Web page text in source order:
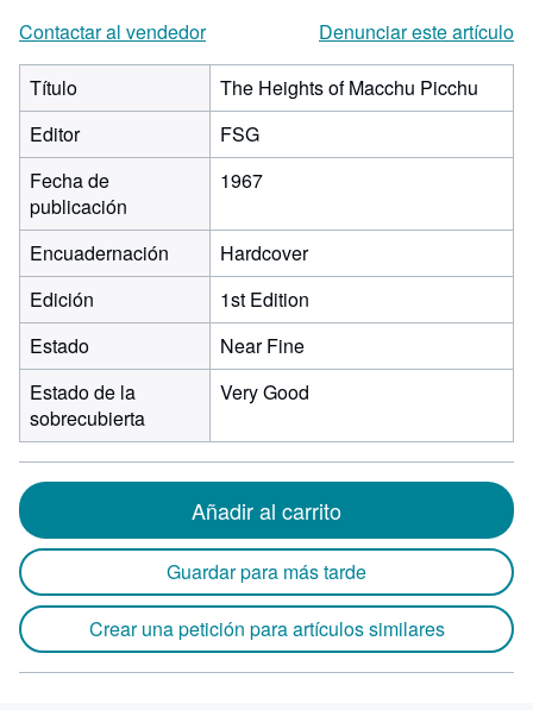
Contactar al vendedor
Denunciar este artículo
Título
The Heights of Macchu Picchu
Editor
FSG
Fecha de
publicación
1967
Encuadernación
Hardcover
Edición
1st Edition
Estado
Near Fine
Estado de la
sobrecubierta
Very Good
Añadir al carrito
Guardar para más tarde
Crear una petición para artículos similares